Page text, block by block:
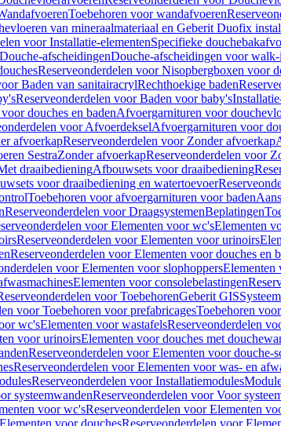
Toebehoren voor wandafvoeren
van mineraalmateriaal en Geberit Duofix
voor Installatie-elementenSpecifieke
afscheidingenDouche-afscheidingen voor
Reserveonderdelen voor Nisopbergboxen voor
Baden van sanitairacrylRechthoekige baden
Reserveonderdelen voor Baden voor baby's
douches en badenAfvoergarnituren voor
voor AfvoerdekselAfvoergarnituren voor
afvoerkapReserveonderdelen voor Zonder afvoerkap
SestraZonder afvoerkapReserveonderdelen voor
draaibedieningAfbouwsets voor draaibediening
voor draaibediening en watertoevoer
Toebehoren voor afvoergarnituren voor baden
Reserveonderdelen voor DraagsystemenBeplatingen
voor Elementen voor wc'sElementen
Reserveonderdelen voor Elementen voor urinoirs
Reserveonderdelen voor Elementen voor douches en
voor Elementen voor slophoppersElementen
Elementen voor consolebelastingen
voor ToebehorenGeberit GIS
voor Toebehoren voor prefabricagesToebehoren
wc'sElementen voor wastafelsReserveonderdelen
voor urinoirsElementen voor douches met
Reserveonderdelen voor Elementen voor douche-
Reserveonderdelen voor Elementen voor was- en
Reserveonderdelen voor Installatiemodules
systeemwandenReserveonderdelen voor Voor
voor wc'sReserveonderdelen voor Elementen
Elementen voor douchesReserveonderdelen voor